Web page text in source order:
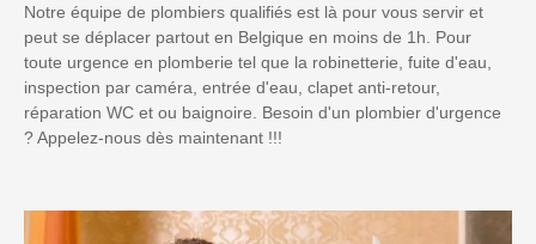
Notre équipe de plombiers qualifiés est là pour vous servir et
peut se déplacer partout en Belgique en moins de 1h. Pour
toute urgence en plomberie tel que la robinetterie, fuite d'eau,
inspection par caméra, entrée d'eau, clapet anti-retour,
réparation WC et ou baignoire. Besoin d'un plombier d'urgence
? Appelez-nous dès maintenant !!!